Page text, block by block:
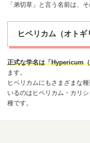
「弟切草」と言う名前は、
ヒペリカム（オト
正式な学名は「Hypericum（
ます。
ヒペリカムにもさまざまな
いるのはヒペリカム・カリ
種です。